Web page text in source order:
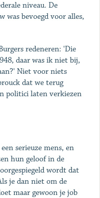
niveau. De
was bevoegd voor alles,
redeneren: 'Die
daar was ik niet bij,
Niet voor niets
dat we terug
politici laten verkiezen
serieuze mens, en
hun geloof in de
wordt dat
je dan niet om de
maar gewoon je job